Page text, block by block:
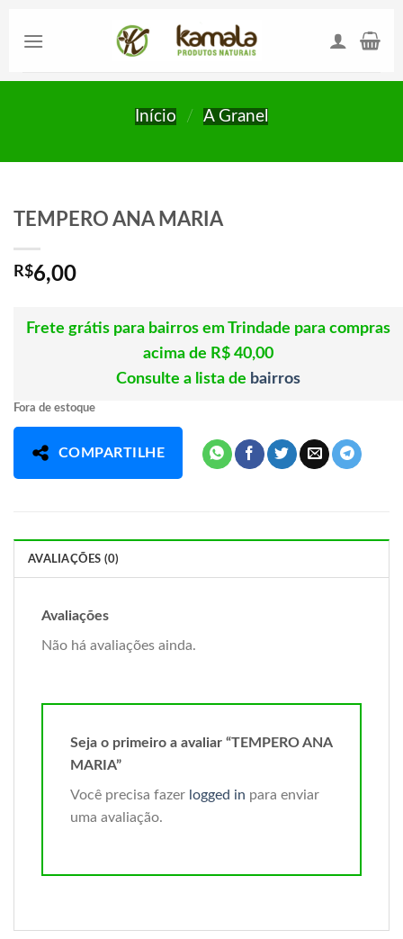
Início / A Granel
TEMPERO ANA MARIA
R$6,00
Frete grátis para bairros em Trindade para compras
acima de R$ 40,00
Consulte a lista de bairros
Fora de estoque
COMPARTILHE
AVALIAÇÕES (0)
Avaliações
Não há avaliações ainda.
Seja o primeiro a avaliar “TEMPERO ANA
MARIA”
Você precisa fazer logged in para enviar
uma avaliação.